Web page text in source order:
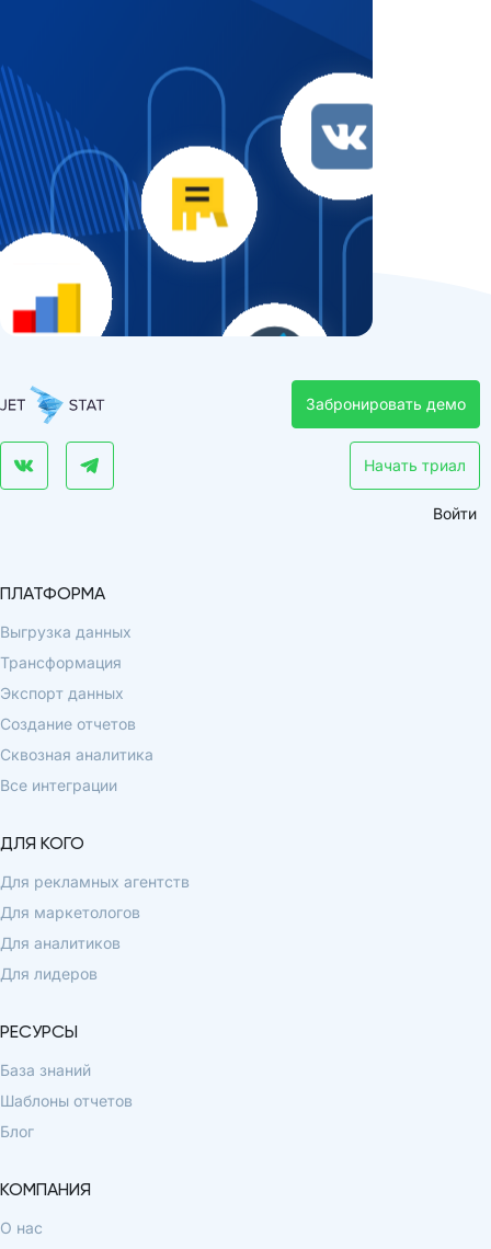
Забронировать демо
Начать триал
Войти
ПЛАТФОРМА
Выгрузка данных
Трансформация
Экспорт данных
Создание отчетов
Сквозная аналитика
Все интеграции
ДЛЯ КОГО
Для рекламных агентств
Для маркетологов
Для аналитиков
Для лидеров
РЕСУРСЫ
База знаний
Шаблоны отчетов
Блог
КОМПАНИЯ
О нас